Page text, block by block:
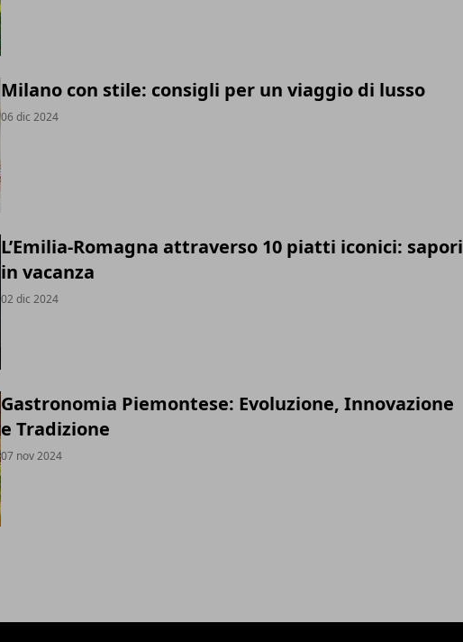
Milano con stile: consigli per un viaggio di lusso
06 dic 2024
L’Emilia-Romagna attraverso 10 piatti iconici: sapori
in vacanza
02 dic 2024
Gastronomia Piemontese: Evoluzione, Innovazione
e Tradizione
07 nov 2024